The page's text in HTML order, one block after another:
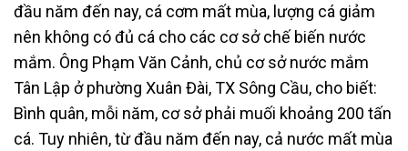
đầu năm đến nay, cá cơm mất mùa, lượng cá giảm
nên không có đủ cá cho các cơ sở chế biến nước
mắm. Ông Phạm Văn Cảnh, chủ cơ sở nước mắm
Tân Lập ở phường Xuân Đài, TX Sông Cầu, cho biết:
Bình quân, mỗi năm, cơ sở phải muối khoảng 200 tấn
cá. Tuy nhiên, từ đầu năm đến nay, cả nước mất mùa